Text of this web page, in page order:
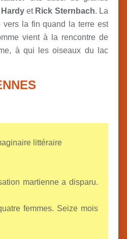
et Rick Sternbach. La
la fin quand la terre est
vient à la rencontre de
à qui les oiseaux du lac
littéraire
martienne a disparu.
femmes. Seize mois